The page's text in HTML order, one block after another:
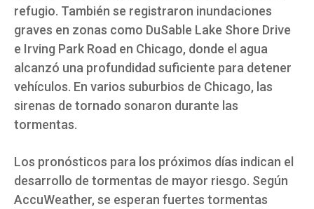
refugio. También se registraron inundaciones
graves en zonas como DuSable Lake Shore Drive
e Irving Park Road en Chicago, donde el agua
alcanzó una profundidad suficiente para detener
vehículos. En varios suburbios de Chicago, las
sirenas de tornado sonaron durante las
tormentas.
Los pronósticos para los próximos días indican el
desarrollo de tormentas de mayor riesgo. Según
AccuWeather, se esperan fuertes tormentas